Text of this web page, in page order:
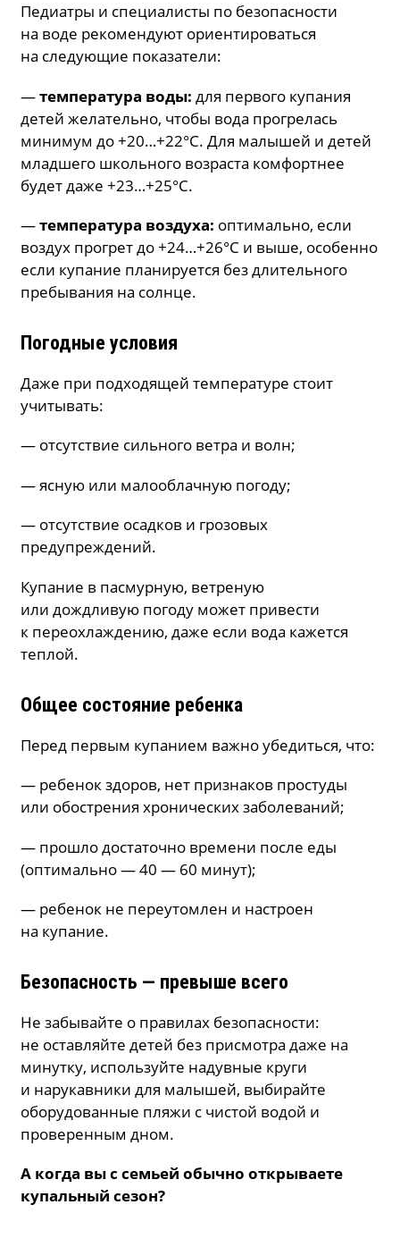
Педиатры и специалисты по безопасности
на воде рекомендуют ориентироваться
на следующие показатели:
—температура воды: для первого купания
детей желательно, чтобы вода прогрелась
минимум до +20…+22°C. Для малышей и детей
младшего школьного возраста комфортнее
будет даже +23…+25°C.
—температура воздуха: оптимально, если
воздух прогрет до +24…+26°C и выше, особенно
если купание планируется без длительного
пребывания на солнце.
Погодные условия
Даже при подходящей температуре стоит
учитывать:
— отсутствие сильного ветра и волн;
— ясную или малооблачную погоду;
— отсутствие осадков и грозовых
предупреждений.
Купание в пасмурную, ветреную
или дождливую погоду может привести
к переохлаждению, даже если вода кажется
теплой.
Общее состояние ребенка
Перед первым купанием важно убедиться, что:
— ребенок здоров, нет признаков простуды
или обострения хронических заболеваний;
— прошло достаточно времени после еды
(оптимально — 40 — 60 минут);
— ребенок не переутомлен и настроен
на купание.
Безопасность — превыше всего
Не забывайте о правилах безопасности:
не оставляйте детей без присмотра даже на
минутку, используйте надувные круги
и нарукавники для малышей, выбирайте
оборудованные пляжи с чистой водой и
проверенным дном.
А когда вы с семьей обычно открываете
купальный сезон?